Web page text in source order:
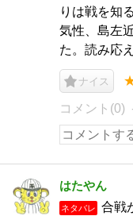
りは戦を知
気性、島左
た。読み応
ナイス
コメント(0)
はたやん
ネタバレ
合戦